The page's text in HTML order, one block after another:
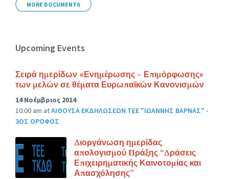
MORE DOCUMENTS
Upcoming Events
Σειρά ημερίδων «Ενημέρωσης – Επιμόρφωσης»
των μελών σε θέματα Ευρωπαϊκών Κανονισμών
14 Νοέμβριος 2014
10:00 am atΑΙΘΟΥΣΑ ΕΚΔΗΛΩΣΕΩΝ ΤΕΕ "ΙΩΑΝΝΗΣ ΒΑΡΝΑΣ" -
3ΟΣ ΟΡΟΦΟΣ
Διοργάνωση ημερίδας
απολογισμού Πράξης “Δράσεις
Επιχειρηματικής Καινοτομίας και
Απασχόλησης”